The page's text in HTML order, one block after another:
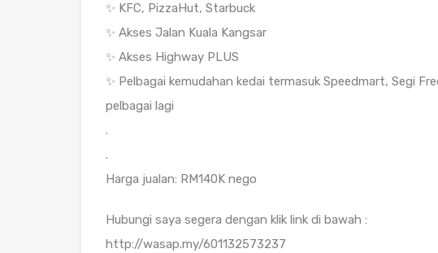
✨ KFC, PizzaHut, Starbuck
✨ Akses Jalan Kuala Kangsar
✨ Akses Highway PLUS
✨ Pelbagai kemudahan kedai termasuk Speedmart, Segi
pelbagai lagi
.
.
Harga jualan: RM140K nego
Hubungi saya segera dengan klik link di bawah :
http://wasap.my/601132573237